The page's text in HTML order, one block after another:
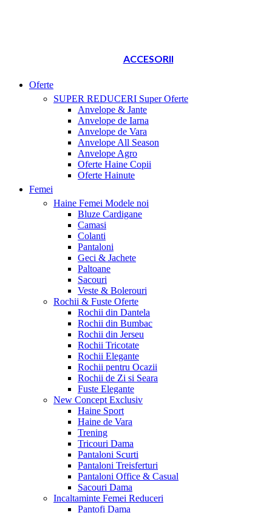
ACCESORII
Oferte
SUPER REDUCERI Super Oferte
Anvelope & Jante
Anvelope de Iarna
Anvelope de Vara
Anvelope All Season
Anvelope Agro
Oferte Haine Copii
Oferte Hainute
Femei
Haine Femei Modele noi
Bluze Cardigane
Camasi
Colanti
Pantaloni
Geci & Jachete
Paltoane
Sacouri
Veste & Bolerouri
Rochii & Fuste Oferte
Rochii din Dantela
Rochii din Bumbac
Rochii din Jerseu
Rochii Tricotate
Rochii Elegante
Rochii pentru Ocazii
Rochii de Zi si Seara
Fuste Elegante
New Concept Exclusiv
Haine Sport
Haine de Vara
Trening
Tricouri Dama
Pantaloni Scurti
Pantaloni Treisferturi
Pantaloni Office & Casual
Sacouri Dama
Incaltaminte Femei Reduceri
Pantofi Dama